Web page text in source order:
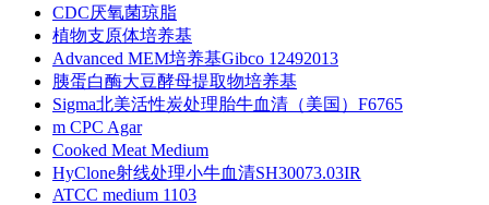
CDC厌氧菌琼脂
植物支原体培养基
Advanced MEM培养基Gibco 12492013
胰蛋白酶大豆酵母提取物培养基
Sigma北美活性炭处理胎牛血清（美国）F6765
m CPC Agar
Cooked Meat Medium
HyClone射线处理小牛血清SH30073.03IR
ATCC medium 1103